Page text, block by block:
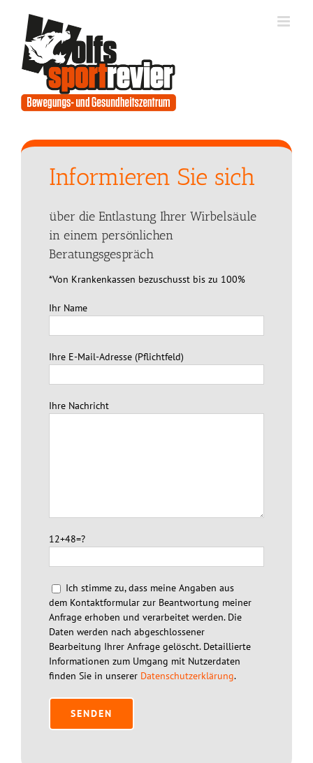
springen
Informieren Sie sich
über die Entlastung Ihrer Wirbelsäule
in einem persönlichen
Beratungsgespräch
*Von Krankenkassen bezuschusst bis zu 100%
Ihr Name
Ihre E-Mail-Adresse (Pflichtfeld)
Ihre Nachricht
12+48=?
Ich stimme zu, dass meine Angaben aus
dem Kontaktformular zur Beantwortung meiner
Anfrage erhoben und verarbeitet werden. Die
Daten werden nach abgeschlossener
Bearbeitung Ihrer Anfrage gelöscht. Detaillierte
Informationen zum Umgang mit Nutzerdaten
finden Sie in unserer Datenschutzerklärung.